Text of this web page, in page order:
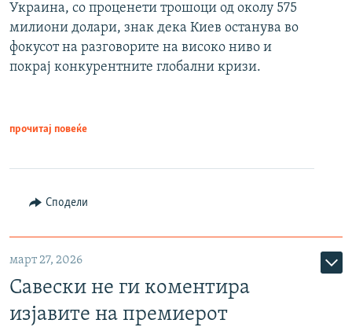
Украина, со проценети трошоци од околу 575
милиони долари, знак дека Киев останува во
фокусот на разговорите на високо ниво и
покрај конкурентните глобални кризи.
прочитај повеќе
Сподели
март 27, 2026
Савески не ги коментира
изјавите на премиерот